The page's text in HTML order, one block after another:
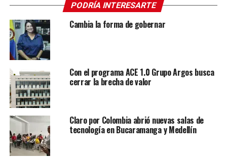
PODRÍA INTERESARTE
Cambia la forma de gobernar
Con el programa ACE 1.0 Grupo Argos busca
cerrar la brecha de valor
Claro por Colombia abrió nuevas salas de
tecnología en Bucaramanga y Medellín